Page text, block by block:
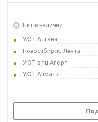
Нет в наличии
УЮТ Астана
Новосибирск, Лента
УЮТ в тц Апорт
УЮТ Алматы